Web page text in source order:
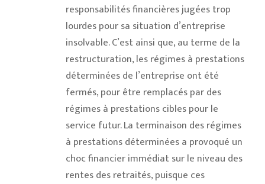
responsabilités financières jugées trop
lourdes pour sa situation d’entreprise
insolvable. C’est ainsi que, au terme de la
restructuration, les régimes à prestations
déterminées de l’entreprise ont été
fermés, pour être remplacés par des
régimes à prestations cibles pour le
service futur. La terminaison des régimes
à prestations déterminées a provoqué un
choc financier immédiat sur le niveau des
rentes des retraités, puisque ces